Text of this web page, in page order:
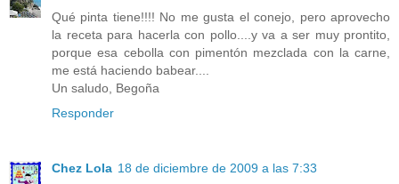
Qué pinta tiene!!!! No me gusta el conejo, pero aprovecho
la receta para hacerla con pollo....y va a ser muy prontito,
porque esa cebolla con pimentón mezclada con la carne,
me está haciendo babear....
Un saludo, Begoña
Responder
Chez Lola 18 de diciembre de 2009 a las 7:33